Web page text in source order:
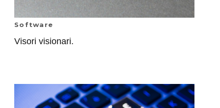
Software
Visori visionari.